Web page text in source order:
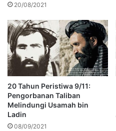
20/08/2021
20 Tahun Peristiwa 9/11:
Pengorbanan Taliban
Melindungi Usamah bin
Ladin
08/09/2021